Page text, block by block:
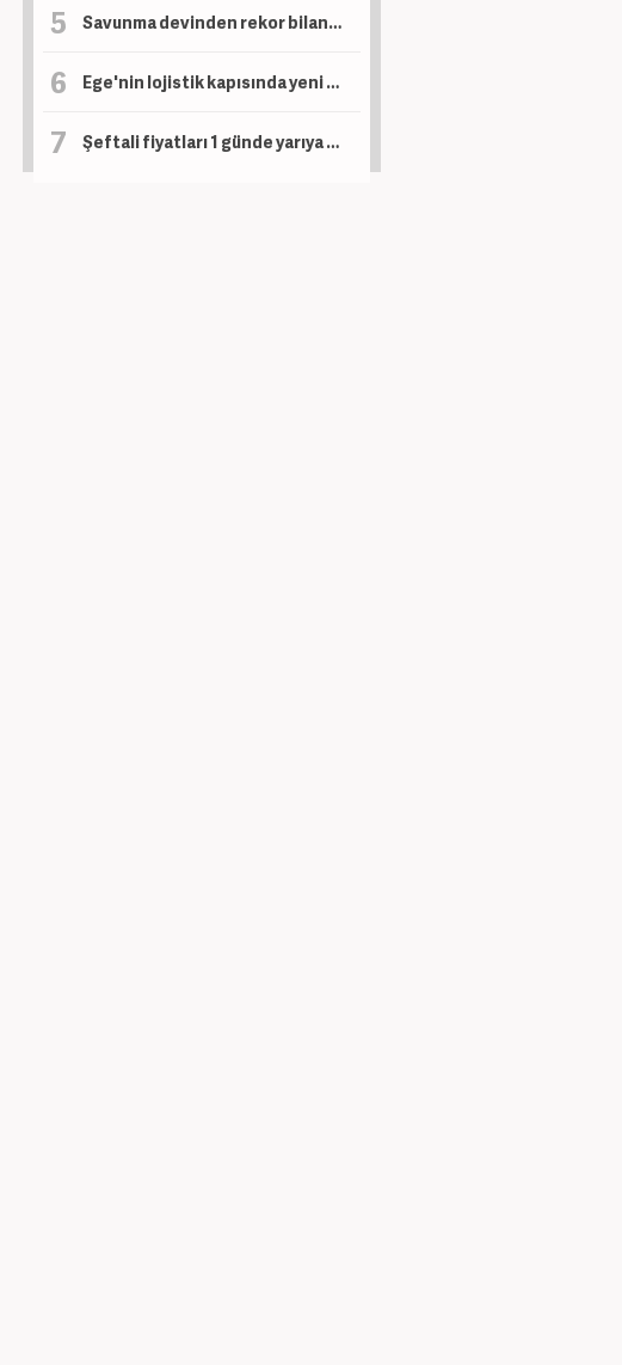
Savunma devinden rekor bilanço! 6 aylık net kâr 14,4 milyar lirayı aştı
Ege'nin lojistik kapısında yeni dönem: İzmir Limanı modernizasyonla devleşecek
Şeftali fiyatları 1 günde yarıya düştü